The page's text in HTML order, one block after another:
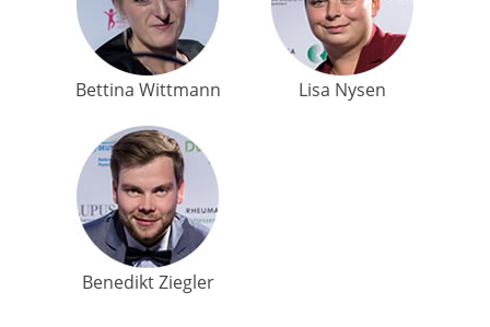
Bettina Wittmann Lisa Nysen
Benedikt Ziegler